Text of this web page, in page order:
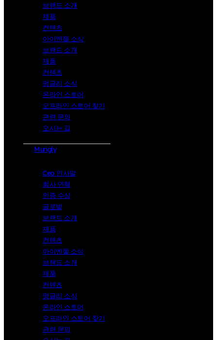
브랜드 소개
제품
컨텐츠
아이엔젤 소식
브랜드 소개
제품
컨텐츠
멍글리 소식
온라인 스토어
오프라인 스토어 찾기
관련 문의
오시는 길
Mungly
Ceo 인사말
회사 연혁
인증 수상
글로벌
브랜드 소개
제품
컨텐츠
아이엔젤 소식
브랜드 소개
제품
컨텐츠
멍글리 소식
온라인 스토어
오프라인 스토어 찾기
관련 문의